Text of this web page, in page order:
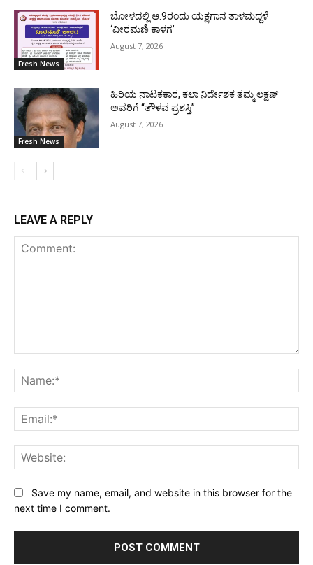
Fresh News
ಬೋಳದಲ್ಲಿ ಆ.9ರಂದು ಯಕ್ಷಗಾನ ತಾಳಮದ್ದಳೆ
‘ವೀರಮಣಿ ಕಾಳಗ’
August 7, 2026
Fresh News
ಹಿರಿಯ ನಾಟಕಕಾರ, ಕಲಾ ನಿರ್ದೇಶಕ ತಮ್ಮ ಲಕ್ಷಣ್
ಅವರಿಗೆ “ತೌಳವ ಪ್ರಶಸ್ತಿ”
August 7, 2026
LEAVE A REPLY
Save my name, email, and website in this browser for the
next time I comment.